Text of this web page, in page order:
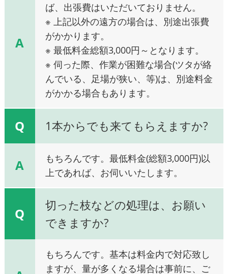
A
ば、出張費はいただいておりません。
※ 上記以外の遠方の場合は、別途出張費
がかかります。
※ 最低料金総額3,000円～となります。
※ 伺った際、作業が困難な場合(ツタが絡
んでいる、足場が狭い、等)は、別途料金
がかかる場合もあります。
Q 1本からでも来てもらえますか?
A
もちろんです。最低料金(総額3,000円)以
上であれば、お伺いいたします。
Q
切った枝などの処理は、お願い
できますか?
もちろんです。基本は料金内で対応致し
ますが、量が多くなる場合は事前に、ご